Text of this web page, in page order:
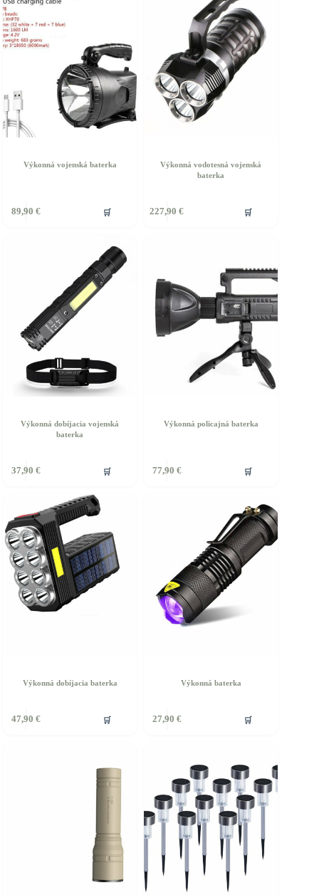
Výkonná vojenská baterka
89,90 € 🛒
Výkonná vodotesná vojenská
baterka
227,90€ 🛒
Výkonná dobíjacia vojenská
baterka
37,90 € 🛒
Výkonná policajná baterka
77,90 € 🛒
Výkonná dobíjacia baterka
47,90 € 🛒
Výkonná baterka
27,90 € 🛒